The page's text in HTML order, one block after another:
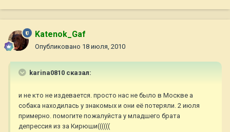
Katenok_Gaf
Опубликовано 18 июля, 2010
karina0810 сказал:
и не кто не издевается. просто нас не было в Москве а
собака находилась у знакомых и они её потеряли. 2 июля
примерно. помогите пожалуйста у младшего брата
депрессия из за Кирюши((((((